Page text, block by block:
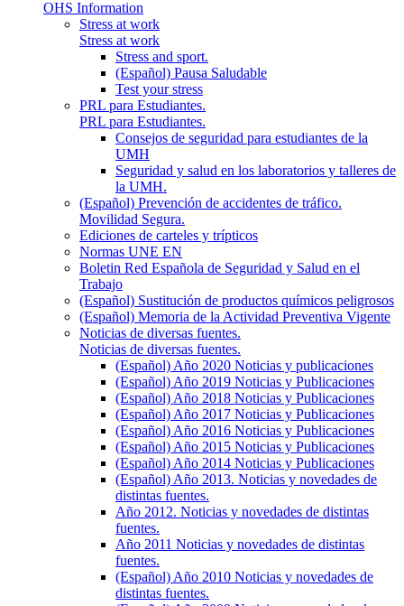
OHS Information
Stress at work
Stress at work
Stress and sport.
(Español) Pausa Saludable
Test your stress
PRL para Estudiantes.
PRL para Estudiantes.
Consejos de seguridad para estudiantes de la
UMH
Seguridad y salud en los laboratorios y talleres de
la UMH.
(Español) Prevención de accidentes de tráfico.
Movilidad Segura.
Ediciones de carteles y trípticos
Normas UNE EN
Boletin Red Española de Seguridad y Salud en el
Trabajo
(Español) Sustitución de productos químicos peligrosos
(Español) Memoria de la Actividad Preventiva Vigente
Noticias de diversas fuentes.
Noticias de diversas fuentes.
(Español) Año 2020 Noticias y publicaciones
(Español) Año 2019 Noticias y Publicaciones
(Español) Año 2018 Noticias y Publicaciones
(Español) Año 2017 Noticias y Publicaciones
(Español) Año 2016 Noticias y Publicaciones
(Español) Año 2015 Noticias y Publicaciones
(Español) Año 2014 Noticias y Publicaciones
(Español) Año 2013. Noticias y novedades de
distintas fuentes.
Año 2012. Noticias y novedades de distintas
fuentes.
Año 2011 Noticias y novedades de distintas
fuentes.
(Español) Año 2010 Noticias y novedades de
distintas fuentes.